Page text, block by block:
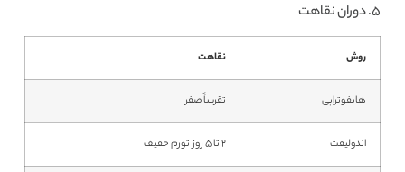
5. دوران نقاهت
روش نقاهت
هایفوتراپی تقریباً صفر
اندولیفت ۲ تا ۵ روز تورم خفیف